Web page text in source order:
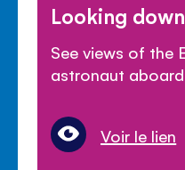
Looking
See views of the
astronaut aboard
Voir le lien